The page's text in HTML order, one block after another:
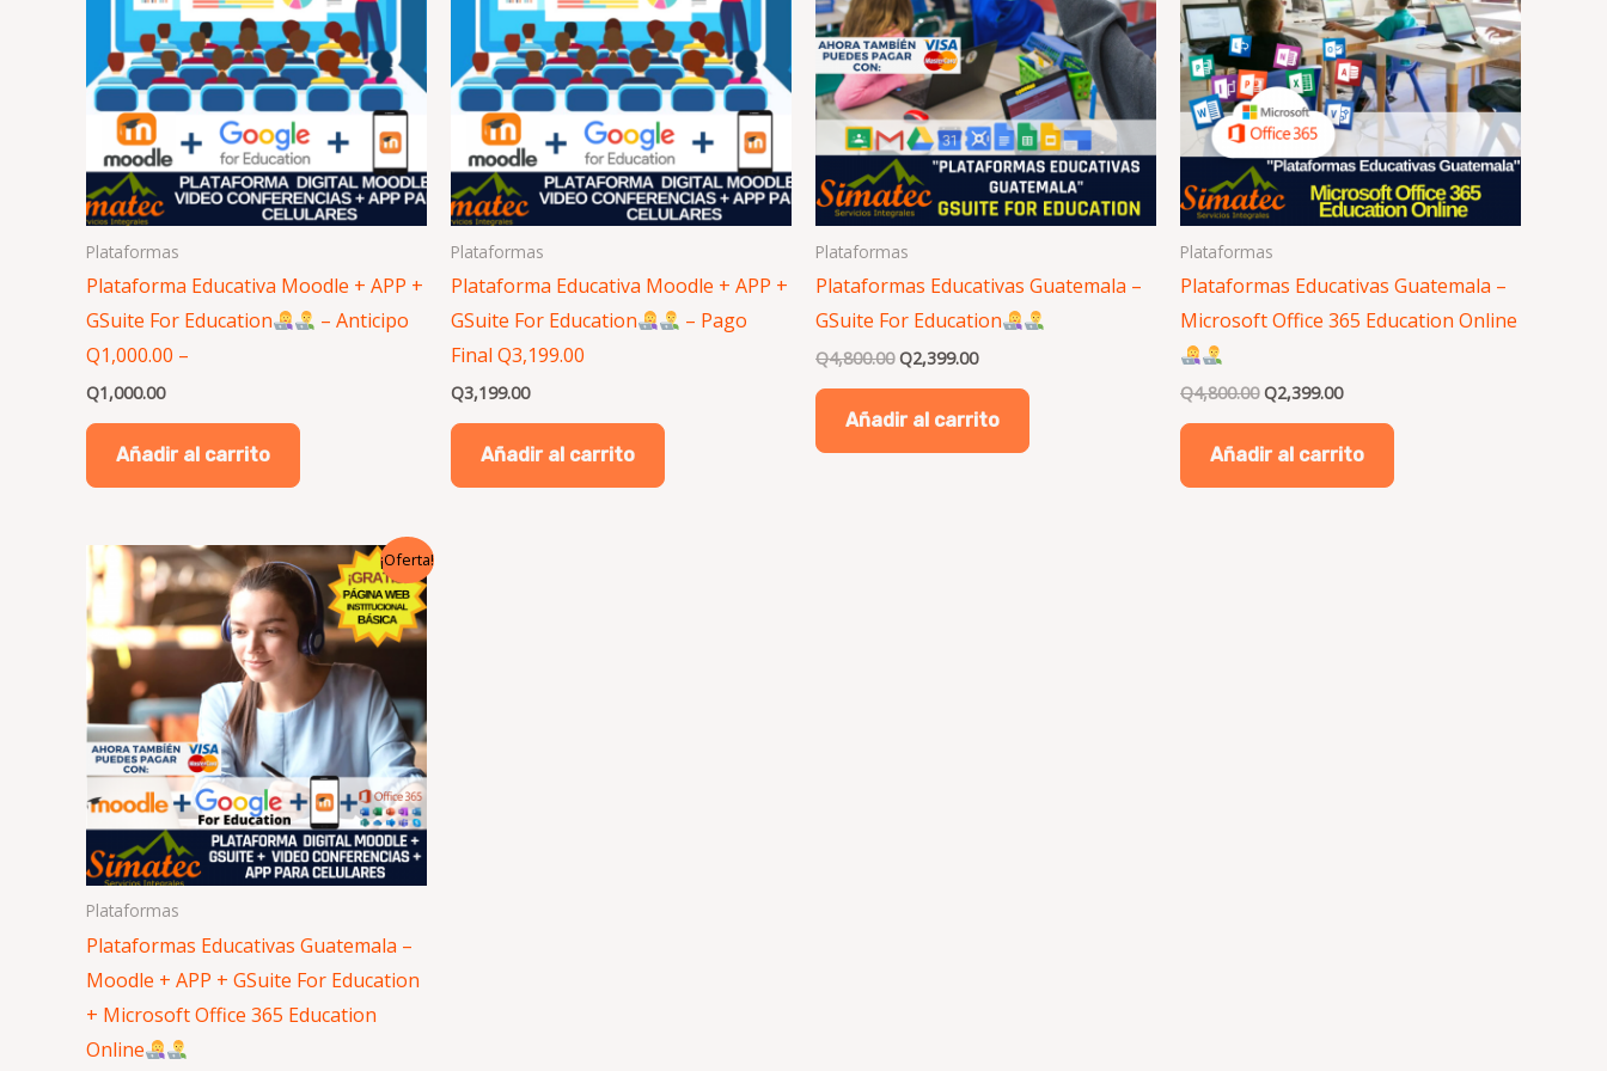
Plataformas
Plataforma Educativa Moodle + APP +
GSuite For Education
– Anticipo
Q1,000.00 –
Q1,000.00
Añadir al carrito
Plataformas
Plataforma Educativa Moodle + APP +
GSuite For Education
– Pago
Final Q3,199.00
Q3,199.00
Añadir al carrito
Plataformas
Plataformas Educativas Guatemala –
GSuite For Education
Q4,800.00 Q2,399.00
Añadir al carrito
Plataformas
Plataformas Educativas Guatemala –
Microsoft Office 365 Education Online
Q4,800.00 Q2,399.00
Añadir al carrito
¡Oferta!
Plataformas
Plataformas Educativas Guatemala –
Moodle + APP + GSuite For Education
+ Microsoft Office 365 Education
Online
El
precio
original
era:
Q8,400.00.
El
precio
actual
es:
Q4,199.00.